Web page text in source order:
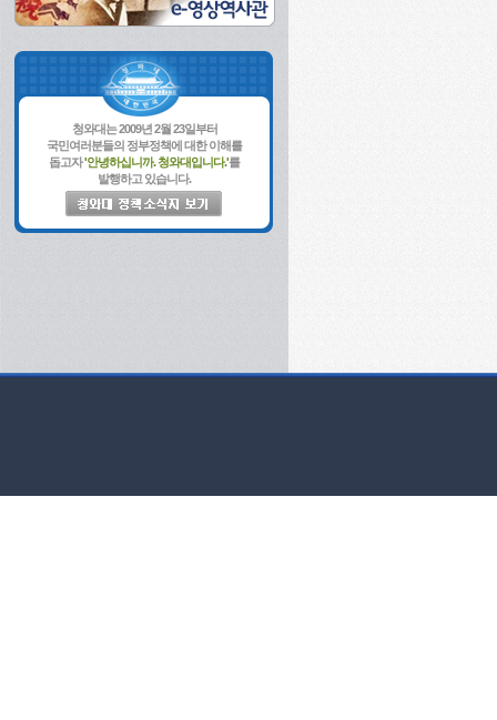
청와대는 2009년 2월 23일부터
국민여러분들의 정부정책에 대한 이해를
돕고자'안녕하십니까. 청와대입니다.'를
발행하고 있습니다.